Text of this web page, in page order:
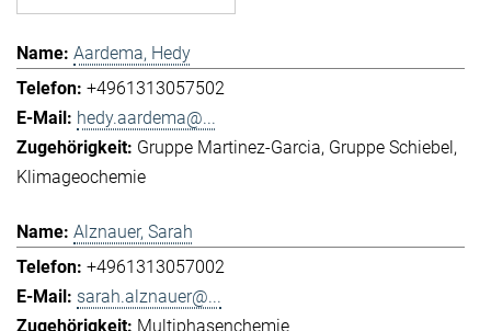
Aardema, Hedy
+4961313057502
hedy.aardema@...
Gruppe Martinez-Garcia Gruppe Schiebel
Klimageochemie
Alznauer, Sarah
+4961313057002
sarah.alznauer@...
Multiphasenchemie